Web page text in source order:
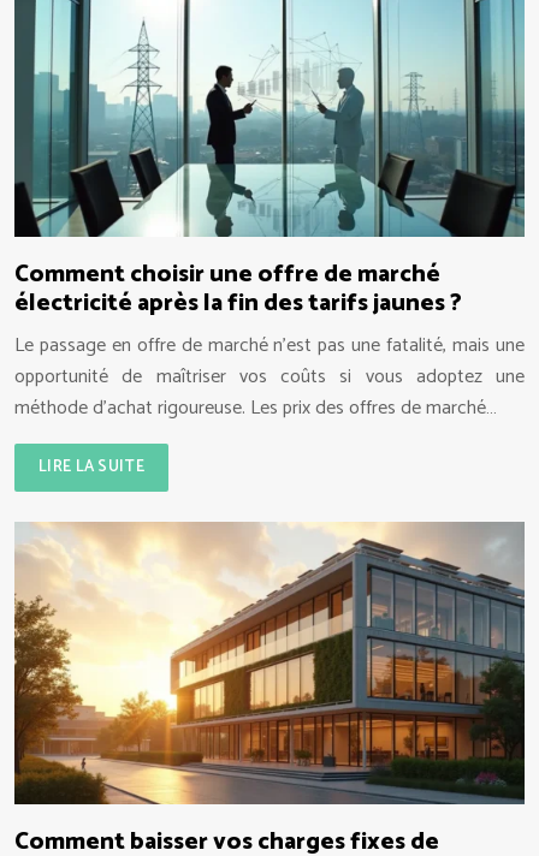
Comment choisir une offre de marché
électricité après la fin des tarifs jaunes ?
Le passage en offre de marché n’est pas une fatalité, mais une
opportunité de maîtriser vos coûts si vous adoptez une
méthode d’achat rigoureuse. Les prix des offres de marché…
LIRE LA SUITE
Comment baisser vos charges fixes de